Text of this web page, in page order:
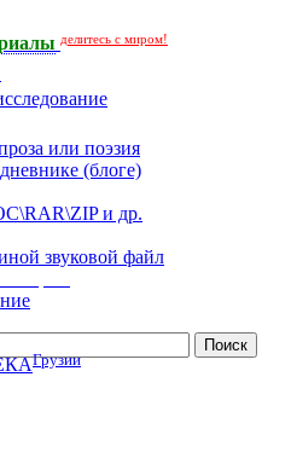
делитесь с миром!
или поэзия
(блоге)
и др.
звуковой файл
Грузии